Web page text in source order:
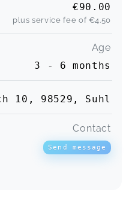
€90.00
plus service fee of €4.50
Age
3 - 6 months
10, 98529, Suhl
Contact
Send message